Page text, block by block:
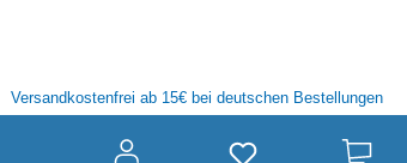
Versandkostenfrei ab 15€ bei deutschen Bestellungen